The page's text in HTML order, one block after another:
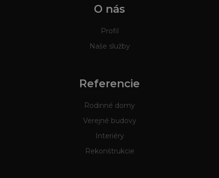
O nás
Profil
Naše služby
Referencie
Rodinné domy
Verejné budovy
Interiéry
Rekonštrukcie